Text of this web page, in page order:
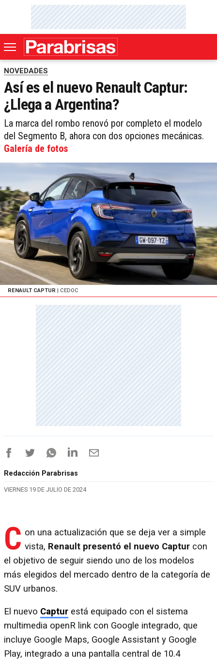
NOVEDADES
Así es el nuevo Renault Captur:
¿Llega a Argentina?
La marca del rombo renovó por completo el modelo
del Segmento B, ahora con dos opciones mecánicas.
Galería de fotos
RENAULT CAPTUR | CEDOC
Redacción Parabrisas
VIERNES 19 DE JULIO DE 2024
C on una actualización que se deja ver a simple
vista, Renault presentó el nuevo Captur con
el objetivo de seguir siendo uno de los modelos
más elegidos del mercado dentro de la categoría de
SUV urbanos.
El nuevo Captur está equipado con el sistema
multimedia openR link con Google integrado, que
incluye Google Maps, Google Assistant y Google
Play, integrado a una pantalla central de 10.4